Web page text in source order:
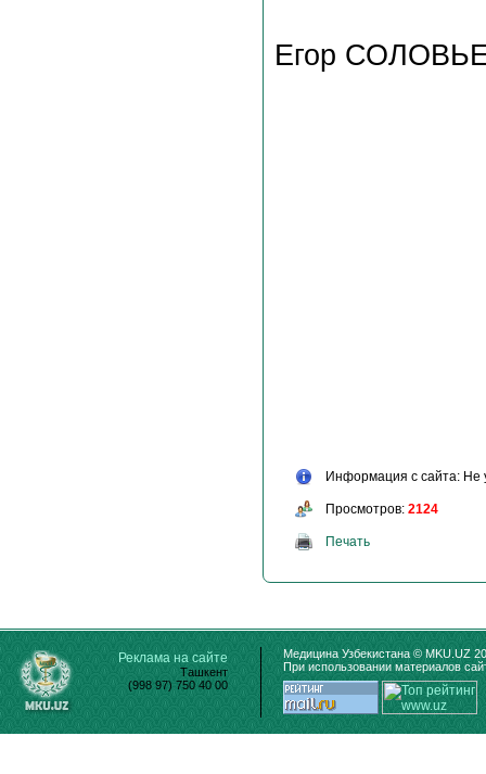
Егор
Информация с сайта: Не
Просмотров: 2124
Печать
Реклама на сайте
Ташкент
(998 97) 750 40 00
Медицина Узбекистана © MKU.UZ
При использовании материалов